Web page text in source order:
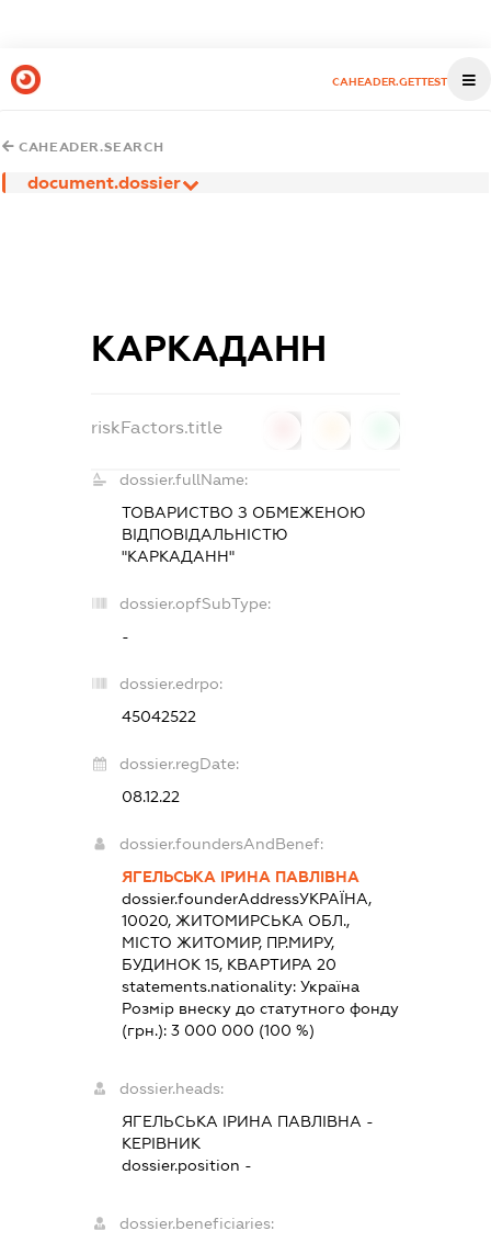
CAHEADER.GETTEST
CAHEADER.SEARCH
document.dossier
КАРКАДАНН
riskFactors.title
dossier.fullName:
ТОВАРИСТВО З ОБМЕЖЕНОЮ
ВІДПОВІДАЛЬНІСТЮ
"КАРКАДАНН"
dossier.opfSubType:
-
dossier.edrpo:
45042522
dossier.regDate:
08.12.22
dossier.foundersAndBenef:
ЯГЕЛЬСЬКА ІРИНА ПАВЛІВНА
dossier.founderAddressУКРАЇНА,
10020, ЖИТОМИРСЬКА ОБЛ.,
МІСТО ЖИТОМИР, ПР.МИРУ,
БУДИНОК 15, КВАРТИРА 20
statements.nationality: Україна
Розмір внеску до статутного фонду
(грн.): 3 000 000 (100 %)
dossier.heads:
ЯГЕЛЬСЬКА ІРИНА ПАВЛІВНА -
КЕРІВНИК
dossier.position -
dossier.beneficiaries: